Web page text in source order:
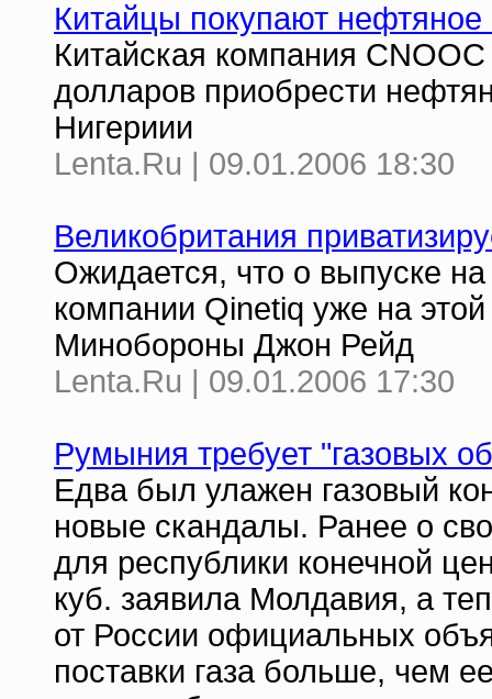
Китайцы покупают
Китайская компания
долларов приобрести
Нигериии
Lenta.Ru | 09.01.2006 18:30
Великобритания
Ожидается, что о выпуске
компании Qinetiq уже на
Минобороны Джон Рейд
Lenta.Ru | 09.01.2006 17:30
Румыния требует "газовых
Едва был улажен газовый
новые скандалы. Ранее о
для республики конечной
куб. заявила Молдавия, а
от России официальных
поставки газа больше, чем